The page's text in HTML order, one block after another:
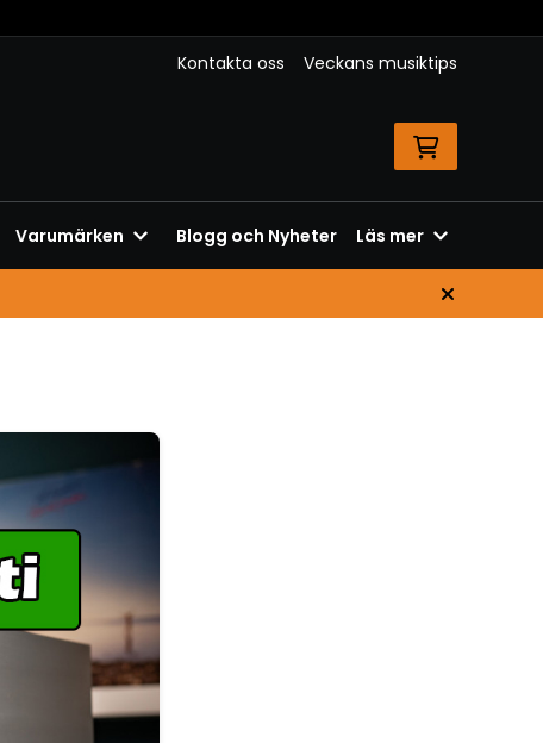
Kontakta oss Veckans musiktips
Varumärken Blogg och Nyheter Läs mer